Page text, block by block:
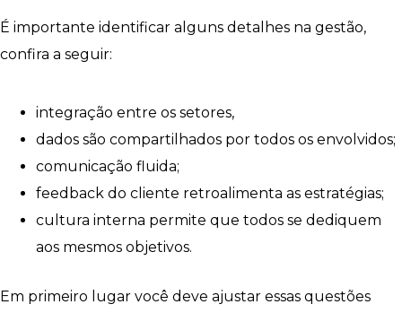
É importante identificar alguns detalhes na gestão,
confira a seguir:
integração entre os setores,
dados são compartilhados por todos os envolvidos;
comunicação fluida;
feedback do cliente retroalimenta as estratégias;
cultura interna permite que todos se dediquem
aos mesmos objetivos.
Em primeiro lugar você deve ajustar essas questões